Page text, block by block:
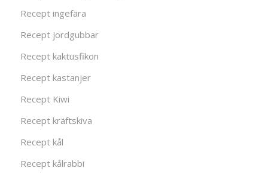
Recept ingefära
Recept jordgubbar
Recept kaktusfikon
Recept kastanjer
Recept Kiwi
Recept kräftskiva
Recept kål
Recept kålrabbi